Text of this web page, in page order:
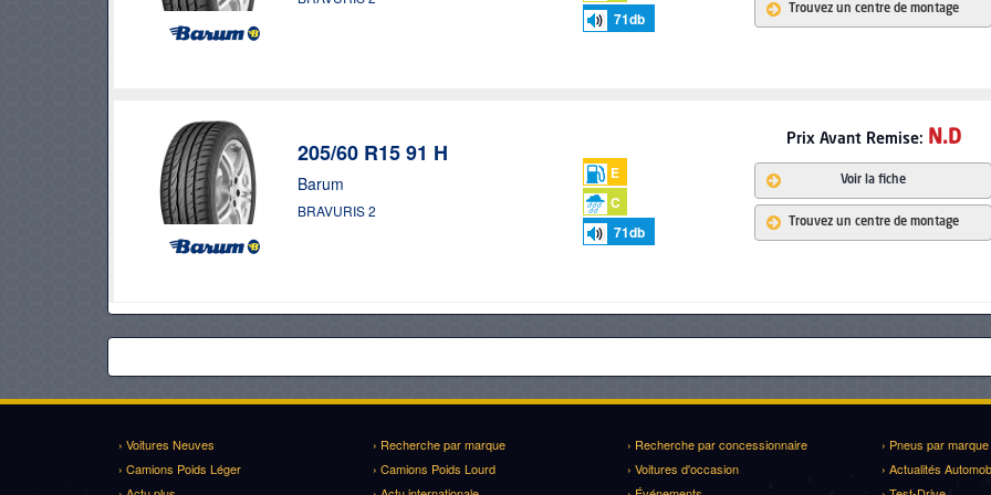
71db Trouvez un centre de montage
205/60 R15 91 H
Barum
BRAVURIS 2
E
C
71db
Prix Avant Remise: N.D
Voir la fiche
Trouvez un centre de montage
› Voitures Neuves › Recherche par marque › Recherche par concessionnaire
› Pneus par marque
› Camions Poids Léger
› Camions Poids Lourd › Voitures d'occasion
› Actualités